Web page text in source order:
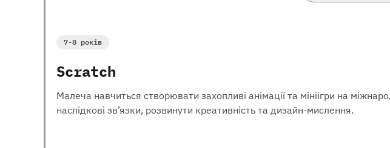
7-8 років
Scratch
Малеча навчиться створювати захопливі анімації та мініігри на
наслідкові зв’язки, розвинути креативність та дизайн-мислення.